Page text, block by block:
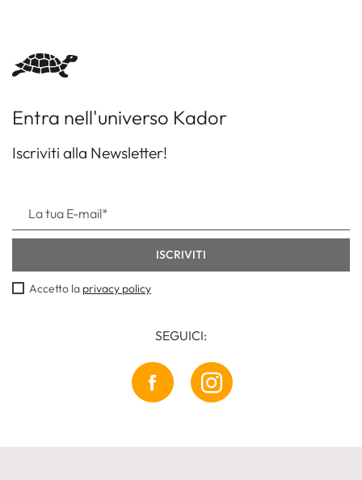
Entra nell'universo Kador
Iscriviti alla Newsletter!
Accetto la privacy policy
SEGUICI: